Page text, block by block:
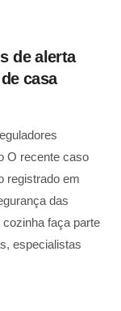
de alerta
casa
O recente caso
registrado em
das
faça parte
especialistas